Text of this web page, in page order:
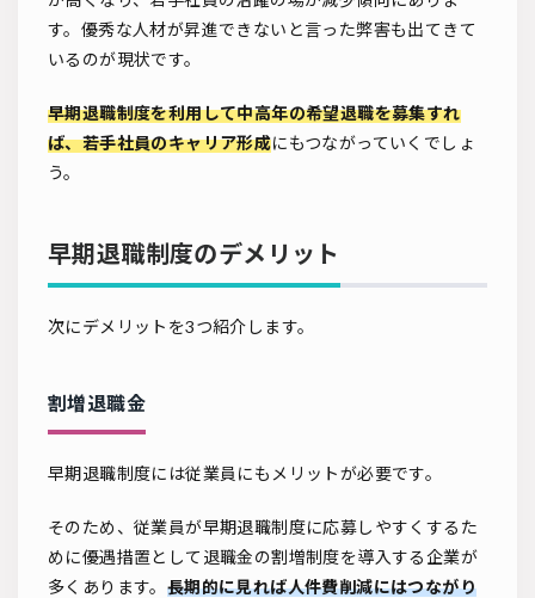
す。優秀な人材が昇進できないと言った弊害も出てきて
いるのが現状です。
早期退職制度を利用して中高年の希望退職を募集すれ
ば、若手社員のキャリア形成にもつながっていくでしょ
う。
早期退職制度のデメリット
次にデメリットを3つ紹介します。
割増退職金
早期退職制度には従業員にもメリットが必要です。
そのため、従業員が早期退職制度に応募しやすくするた
めに優遇措置として退職金の割増制度を導入する企業が
多くあります。 長期的に見れば人件費削減にはつながり